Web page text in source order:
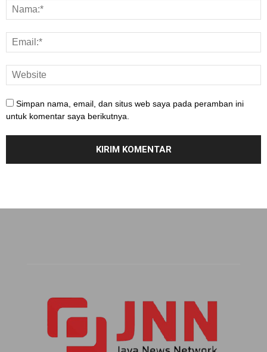
Simpan nama, email, dan situs web saya pada peramban ini
untuk komentar saya berikutnya.